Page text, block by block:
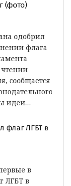
(фото)
одобрил
флага
чтении
сообщается
идеи…
флаг ЛГБТ в
в
ЛГБТ в